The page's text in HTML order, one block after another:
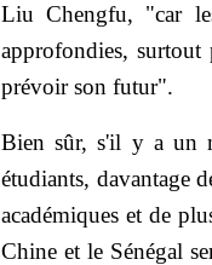
Liu Chengfu, "car
approfondies, surtout
prévoir son futur".
Bien sûr, s'il y a un
étudiants, davantage
académiques et de
Chine et le Sénégal